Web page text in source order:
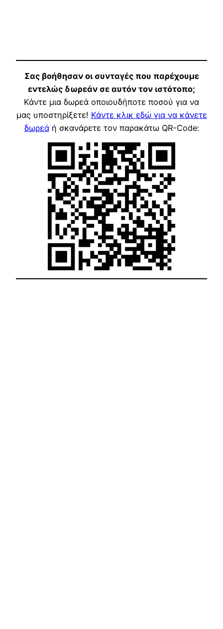
Σας βοήθησαν οι συνταγές που παρέχουμε
εντελώς δωρεάν σε αυτόν τον ιστότοπο;
Κάντε μια δωρεά οποιουδήποτε ποσού για να
μας υποστηρίξετε! Κάντε κλικ εδώ για να κάνετε
δωρεάή σκανάρετε τον παρακάτω QR-Code: